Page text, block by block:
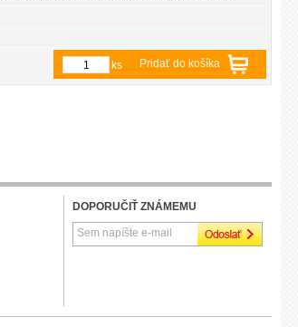
Pridať do košíka
ks
DOPORUČIŤ ZNÁMEMU